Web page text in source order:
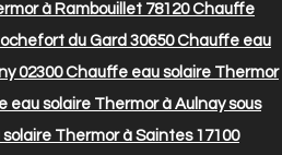
à Rambouillet 78120Chauffe
du Gard 30650Chauffe eau
02300Chauffe eau solaire Thermor
eau solaire Thermor à Aulnay sous
Thermor à Saintes 17100